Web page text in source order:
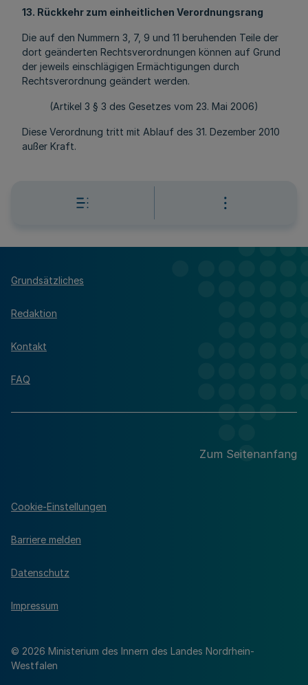
13. Rückkehr zum einheitlichen Verordnungsrang
Die auf den Nummern 3, 7, 9 und 11 beruhenden Teile der
dort geänderten Rechtsverordnungen können auf Grund
der jeweils einschlägigen Ermächtigungen durch
Rechtsverordnung geändert werden.
(Artikel 3 § 3 des Gesetzes vom 23. Mai 2006)
Diese Verordnung tritt mit Ablauf des 31. Dezember 2010
außer Kraft.
Grundsätzliches
Redaktion
Kontakt
FAQ
Zum Seitenanfang
© 2026 Ministerium des Innern des Landes Nordrhein-
Westfalen
Cookie-Einstellungen
Barriere melden
Datenschutz
Impressum